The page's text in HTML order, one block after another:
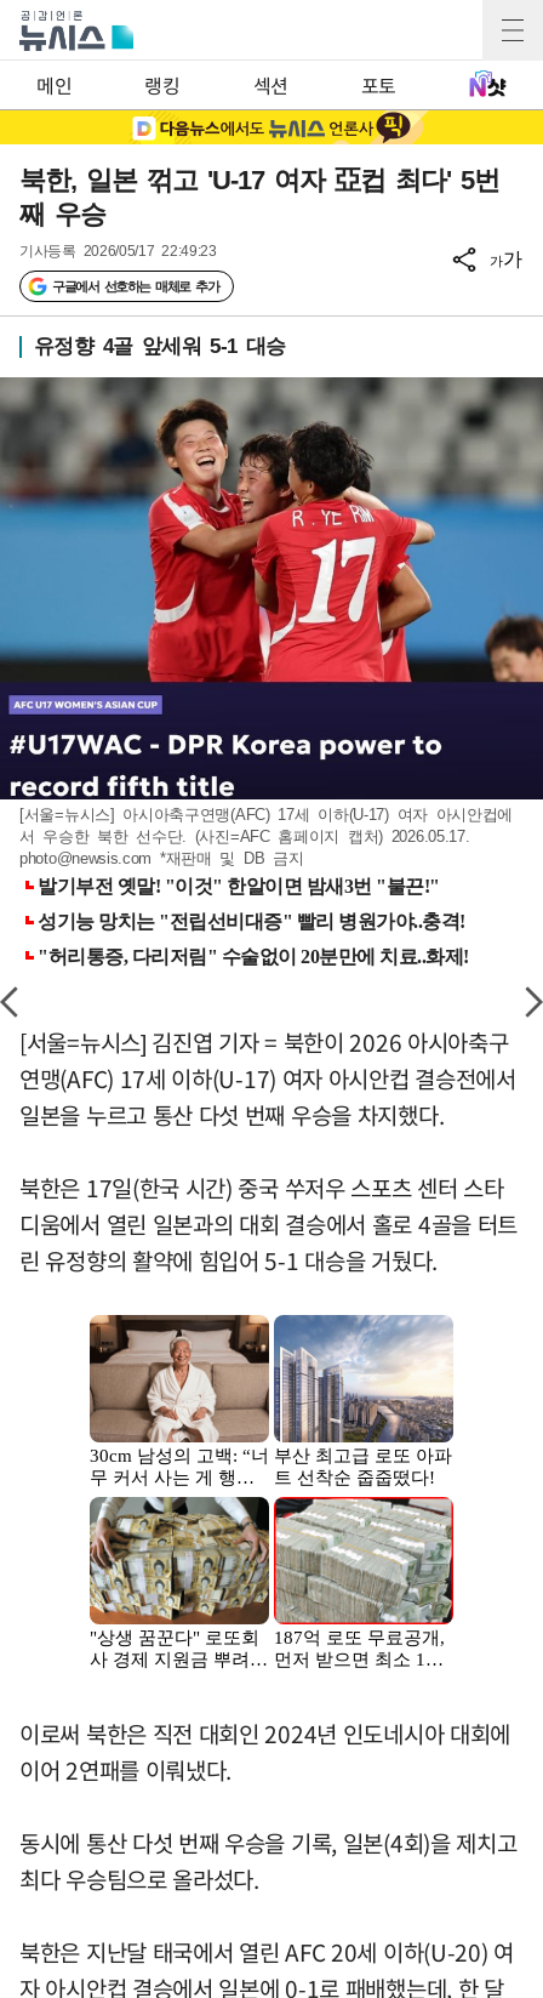
메인 랭킹 섹션 포토
북한, 일본 꺾고 'U-17 여자 亞컵 최다' 5번
째 우승
기사등록 2026/05/17 22:49:23
구글에서 선호하는 매체로 추가
가가
유정향 4골 앞세워 5-1 대승
[서울=뉴시스] 아시아축구연맹(AFC) 17세 이하(U-17) 여자 아시안컵에
서 우승한 북한 선수단. (사진=AFC 홈페이지 캡처) 2026.05.17.
photo@newsis.com *재판매 및 DB 금지
[서울=뉴시스] 김진엽 기자 = 북한이 2026 아시아축구
연맹(AFC) 17세 이하(U-17) 여자 아시안컵 결승전에서
일본을 누르고 통산 다섯 번째 우승을 차지했다.
북한은 17일(한국 시간) 중국 쑤저우 스포츠 센터 스타
디움에서 열린 일본과의 대회 결승에서 홀로 4골을 터트
린 유정향의 활약에 힘입어 5-1 대승을 거뒀다.
이로써 북한은 직전 대회인 2024년 인도네시아 대회에
이어 2연패를 이뤄냈다.
동시에 통산 다섯 번째 우승을 기록, 일본(4회)을 제치고
최다 우승팀으로 올라섰다.
북한은 지난달 태국에서 열린 AFC 20세 이하(U-20) 여
자 아시안컵 결승에서 일본에 0-1로 패배했는데, 한 달